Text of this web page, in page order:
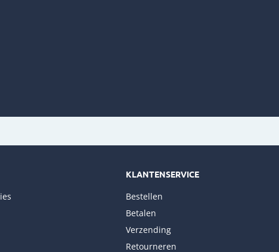
KLANTENSERVICE
Bestellen
Betalen
Verzending
Retourneren